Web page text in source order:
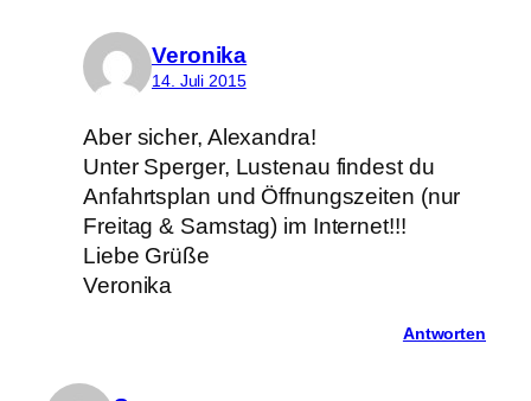
Veronika
14. Juli 2015
Aber sicher, Alexandra!
Unter Sperger, Lustenau findest du
Anfahrtsplan und Öffnungszeiten (nur
Freitag & Samstag) im Internet!!!
Liebe Grüße
Veronika
Antworten